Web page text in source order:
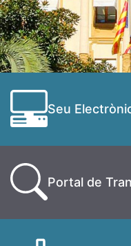
Seu
Portal de